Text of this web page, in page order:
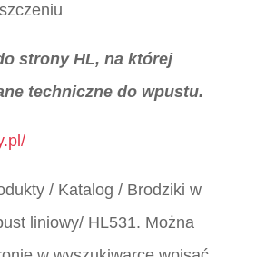
strony HL, na której
techniczne do wpustu.
/ Katalog / Brodziki w
liniowy/ HL531. Można